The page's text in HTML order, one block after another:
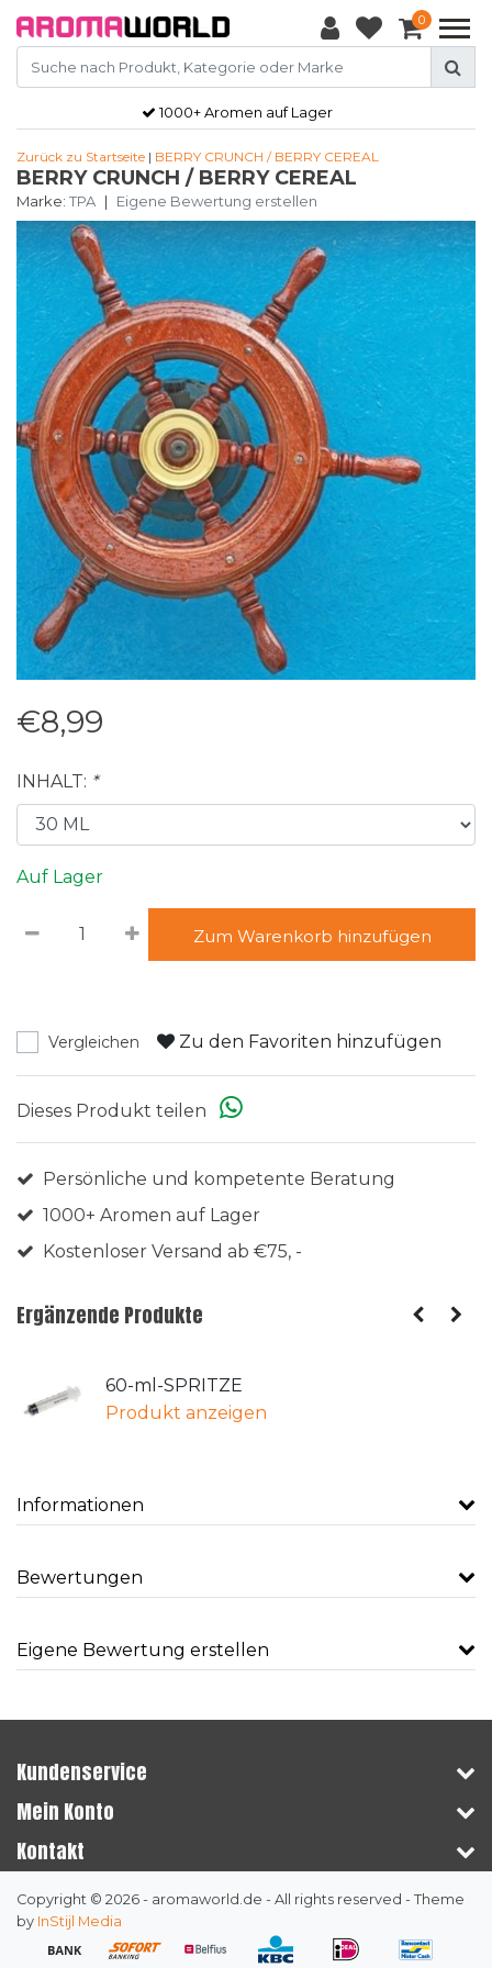
0
1000+ Aromen auf Lager
Zurück zu Startseite | BERRY CRUNCH / BERRY CEREAL
BERRY CRUNCH / BERRY CEREAL
Marke: TPA | Eigene Bewertung erstellen
€8,99
INHALT: *
Auf Lager
Zum Warenkorb hinzufügen
Vergleichen Zu den Favoriten hinzufügen
Dieses Produkt teilen
Persönliche und kompetente Beratung
1000+ Aromen auf Lager
Kostenloser Versand ab €75, -
Ergänzende Produkte
60-ml-SPRITZE
Produkt anzeigen
Informationen
Bewertungen
Eigene Bewertung erstellen
Kundenservice
Mein Konto
Kontakt
Copyright © 2026 - aromaworld.de - All rights reserved - Theme
by InStijl Media